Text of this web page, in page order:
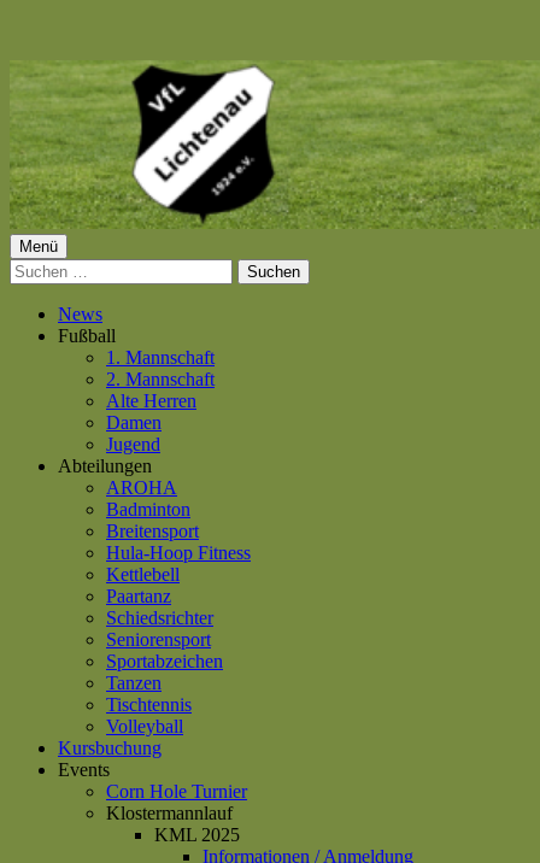
Springe
zum
Inhalt
VfL Lichtenau 1924 e.V.
Primäres
Menü
Menü
Suchen
nach:
News
Fußball
1. Mannschaft
2. Mannschaft
Alte Herren
Damen
Jugend
Abteilungen
AROHA
Badminton
Breitensport
Hula-Hoop Fitness
Kettlebell
Paartanz
Schiedsrichter
Seniorensport
Sportabzeichen
Tanzen
Tischtennis
Volleyball
Kursbuchung
Events
Corn Hole Turnier
Klostermannlauf
KML 2025
Informationen / Anmeldung